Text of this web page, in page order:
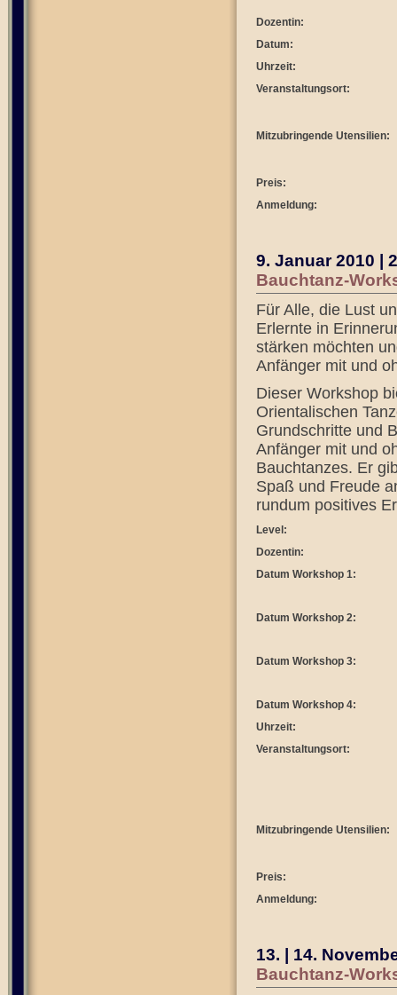
Dozentin:
Datum:
Uhrzeit:
Veranstaltungsort:
Mitzubringende Utensilien:
Preis:
Anmeldung:
9. Januar 2010 |
Bauchtanz-
Für Alle, die Lust
Erlernte in
stärken möchten
Anfänger mit und
Dieser Workshop
Orientalischen
Grundschritte und
Anfänger mit und
Bauchtanzes. Er
Spaß und Freude
rundum positives
Level:
Dozentin:
Datum Workshop 1:
Datum Workshop 2:
Datum Workshop 3:
Datum Workshop 4:
Uhrzeit:
Veranstaltungsort:
Mitzubringende Utensilien:
Preis:
Anmeldung:
13. | 14.
Bauchtanz-